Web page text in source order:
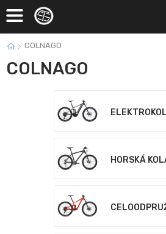
COLNAGO
COLNAGO
HORSKÁ